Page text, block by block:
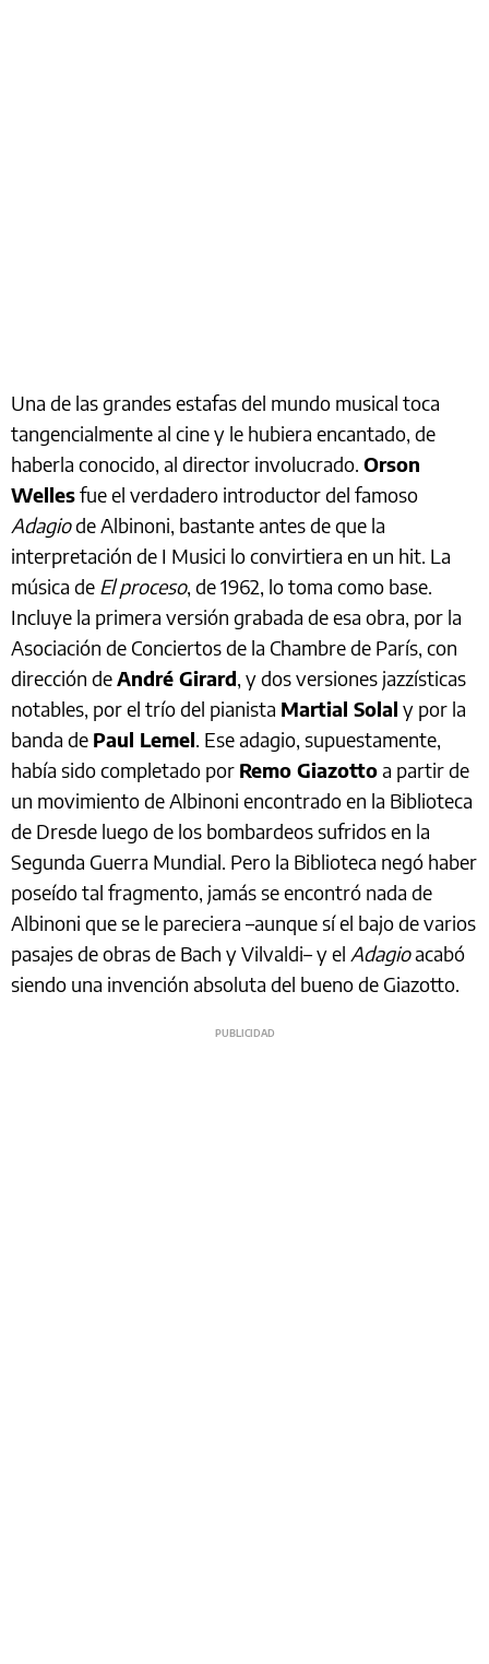
Una de las grandes estafas del mundo musical toca
tangencialmente al cine y le hubiera encantado, de
haberla conocido, al director involucrado. Orson
Wellesfue el verdadero introductor del famoso
Adagiode Albinoni, bastante antes de que la
interpretación de I Musici lo convirtiera en un hit. La
música de El proceso, de 1962, lo toma como base.
Incluye la primera versión grabada de esa obra, por la
Asociación de Conciertos de la Chambre de París, con
dirección deAndré Girard, y dos versiones jazzísticas
notables, por el trío del pianista Martial Solal y por la
banda de Paul Lemel. Ese adagio, supuestamente,
había sido completado por Remo Giazottoa partir de
un movimiento de Albinoni encontrado en la Biblioteca
de Dresde luego de los bombardeos sufridos en la
Segunda Guerra Mundial. Pero la Biblioteca negó haber
poseído tal fragmento, jamás se encontró nada de
Albinoni que se le pareciera –aunque sí el bajo de varios
pasajes de obras de Bach y Vilvaldi– y el Adagioacabó
siendo una invención absoluta del bueno de Giazotto.